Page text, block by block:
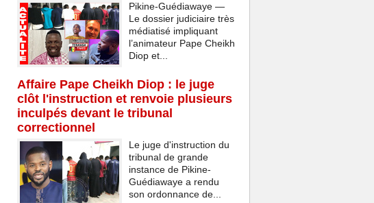
Pikine-Guédiawaye —
Le dossier judiciaire très
médiatisé impliquant
l’animateur Pape Cheikh
Diop et...
Affaire Pape Cheikh Diop : le juge
clôt l'instruction et renvoie plusieurs
inculpés devant le tribunal
correctionnel
Le juge d'instruction du
tribunal de grande
instance de Pikine-
Guédiawaye a rendu
son ordonnance de...